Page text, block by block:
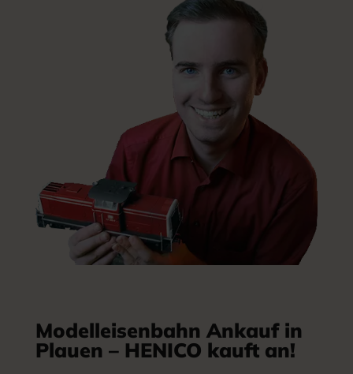
Modelleisenbahn Ankauf in
Plauen – HENICO kauft an!